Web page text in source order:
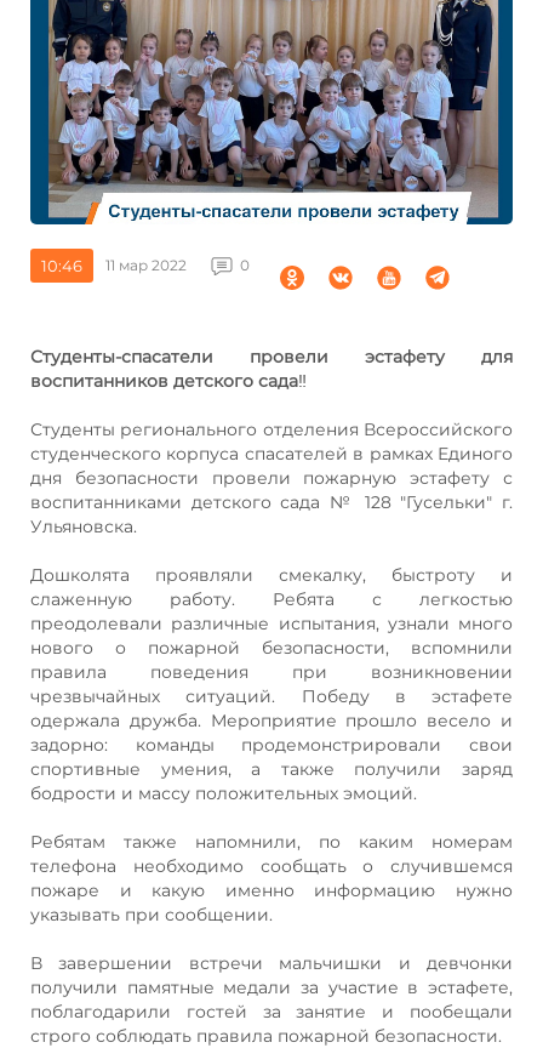
10:46 11 мар 2022 0
Студенты-спасатели провели эстафету для
воспитанников детского сада‼
Студенты регионального отделения Всероссийского
студенческого корпуса спасателей в рамках Единого
дня безопасности провели пожарную эстафету с
воспитанниками детского сада № 128 "Гусельки" г.
Ульяновска.
Дошколята проявляли смекалку, быстроту и
слаженную работу. Ребята с легкостью
преодолевали различные испытания, узнали много
нового о пожарной безопасности, вспомнили
правила поведения при возникновении
чрезвычайных ситуаций. Победу в эстафете
одержала дружба. Мероприятие прошло весело и
задорно: команды продемонстрировали свои
спортивные умения, а также получили заряд
бодрости и массу положительных эмоций.
Ребятам также напомнили, по каким номерам
телефона необходимо сообщать о случившемся
пожаре и какую именно информацию нужно
указывать при сообщении.
В завершении встречи мальчишки и девчонки
получили памятные медали за участие в эстафете,
поблагодарили гостей за занятие и пообещали
строго соблюдать правила пожарной безопасности.